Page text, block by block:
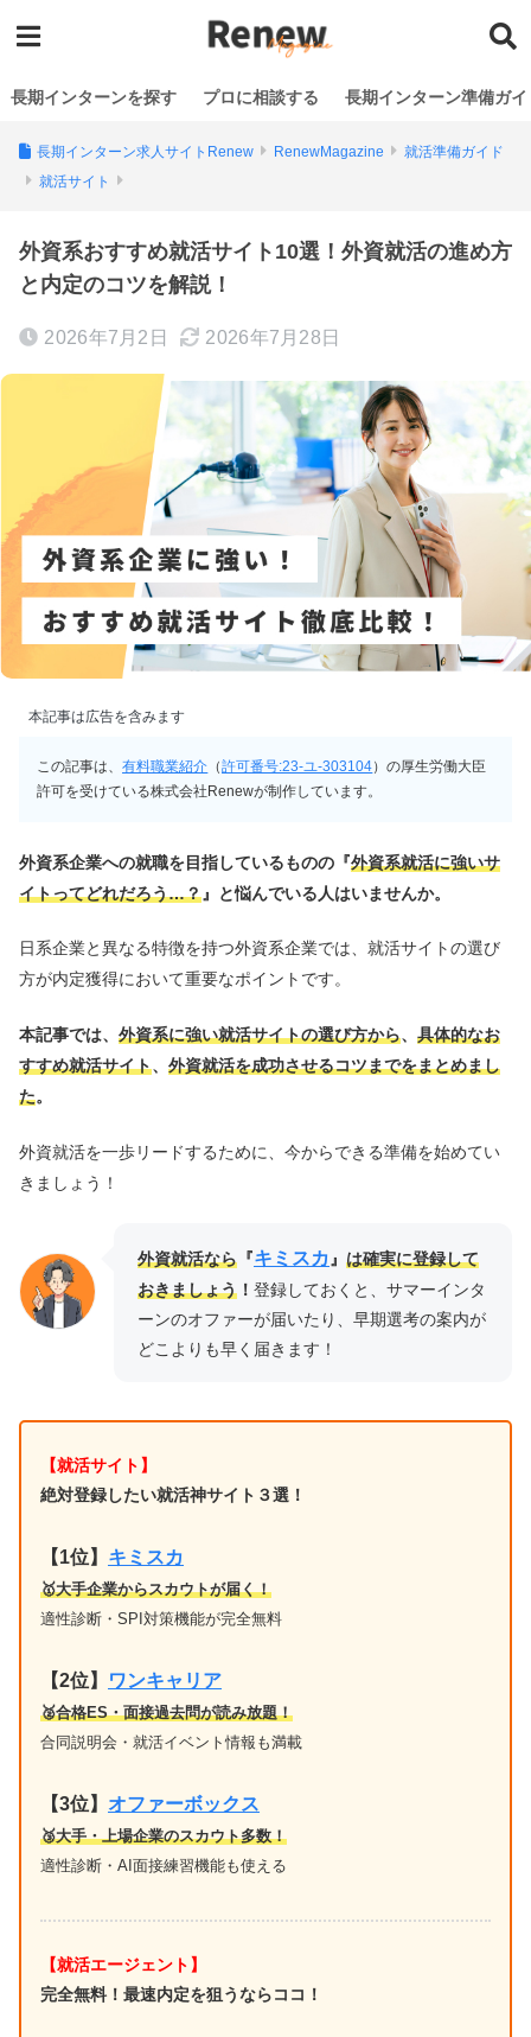
長期インターンを探す プロに相談する 長期インターン準備ガイ
長期インターン求人サイトRenew RenewMagazine
就活準備ガイド
就活サイト
外資系おすすめ就活サイト10選！外資就活の進め方
と内定のコツを解説！
2026年7月2日 2026年7月28日
本記事は広告を含みます
この記事は、有料職業紹介 （許可番号:23-ユ-303104）の厚生労働大臣
許可を受けている株式会社Renewが制作しています。
外資系企業への就職を目指しているものの『外資系就活に強いサ
イトってどれだろう…？』と悩んでいる人はいませんか。
日系企業と異なる特徴を持つ外資系企業では、就活サイトの選び
方が内定獲得において重要なポイントです。
本記事では、 外資系に強い就活サイトの選び方から、 具体的なお
すすめ就活サイト、 外資就活を成功させるコツまでをまとめまし
た。
外資就活を一歩リードするために、今からできる準備を始めてい
きましょう！
外資就活なら 『キミスカ 』 は確実に登録して
おきましょう ！ 登録しておくと、サマーインタ
ーンのオファーが届いたり、早期選考の案内が
どこよりも早く届きます！
【就活サイト】
絶対登録したい就活神サイト３選！
【1位】 キミスカ
🥇大手企業からスカウトが届く！
適性診断・SPI対策機能が完全無料
【2位】 ワンキャリア
🥈合格ES・面接過去問が読み放題！
合同説明会・就活イベント情報も満載
【3位】 オファーボックス
🥉大手・上場企業のスカウト多数！
適性診断・AI面接練習機能も使える
【就活エージェント】
完全無料！最速内定を狙うならココ！